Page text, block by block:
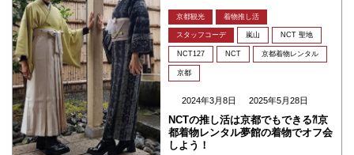
京都観光 着物推し活
スタッフコーデ 嵐山 NCT 聖地
NCT127 NCT 京都着物レンタル
京都
2024年3月8日 2025年5月28日
NCTの推し活は京都でもできる⁈京
都着物レンタル夢館の着物でオフ会
しよう！